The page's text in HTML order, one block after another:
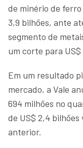
de minério de
3,9 bilhões, ante
segmento de
um corte para
Em um resultado
mercado, a Vale
694 milhões no
de US$ 2,4 bilhões
anterior.